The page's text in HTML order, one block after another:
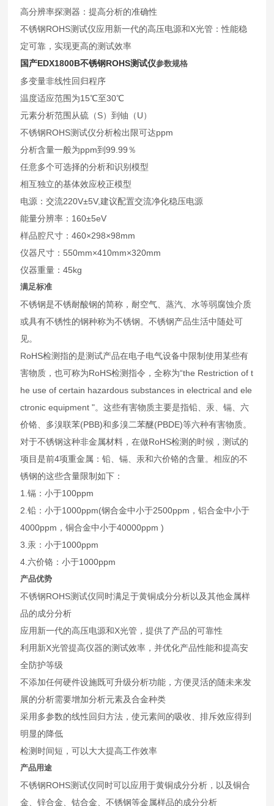
高分辨率探测器：提高分析的准确性
不锈钢ROHS测试仪应用新一代的高压电源和X光管：性能稳
定可靠，实现更高的测试效率
国产EDX1800B不锈钢ROHS测试仪参数规格
多变量非线性回归程序
温度适应范围为15℃至30℃
元素分析范围从硫（S）到铀（U）
不锈钢ROHS测试仪分析检出限可达ppm
分析含量一般为ppm到99.99％
任意多个可选择的分析和识别模型
相互独立的基体效应校正模型
电源：交流220V±5V,建议配置交流净化稳压电源
能量分辨率：160±5eV
样品腔尺寸：460×298×98mm
仪器尺寸：550mm×410mm×320mm
仪器重量：45kg
满足标准
不锈钢是不锈耐酸钢的简称，耐空气、蒸汽、水等弱腐蚀介质
或具有不锈性的钢种称为不锈钢。不锈钢产品生活中随处可
见。
RoHS检测指的是测试产品在电子电气设备中限制使用某些有
害物质，也可称为RoHS检测指令，全称为“the Restriction of t
he use of certain hazardous substances in electrical and ele
ctronic equipment "。这些有害物质主要是指铅、汞、镉、六
价铬、多溴联苯(PBB)和多溴二苯醚(PBDE)等六种有害物质。
对于不锈钢这种非金属材料，在做RoHS检测的时候，测试的
项目是前4项重金属：铅、镉、汞和六价铬的含量。相应的不
锈钢的这些含量限制如下：
1.镉：小于100ppm
2.铅：小于1000ppm(钢合金中小于2500ppm，铝合金中小于
4000ppm，铜合金中小于40000ppm )
3.汞：小于1000ppm
4.六价铬：小于1000ppm
产品优势
不锈钢ROHS测试仪同时满足于黄铜成分分析以及其他金属样
品的成分分析
应用新一代的高压电源和X光管，提供了产品的可靠性
利用新X光管提高仪器的测试效率，并优化产品性能和提高安
全防护等级
不添加任何硬件设施既可升级分析功能，方便灵活的随未来发
展的分析需要增加分析元素及合金种类
采用多参数的线性回归方法，使元素间的吸收、排斥效应得到
明显的降低
检测时间短，可以大大提高工作效率
产品用途
不锈钢ROHS测试仪同时可以应用于黄铜成分分析，以及铜合
金、锌合金、钴合金、不锈钢等金属样品的成分分析